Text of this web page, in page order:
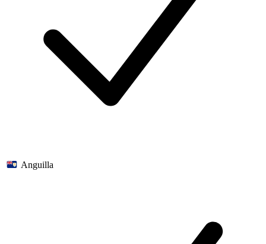
Anguilla